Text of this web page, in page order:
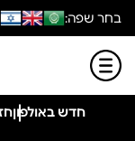
בחר שפה:
חדש באולפון